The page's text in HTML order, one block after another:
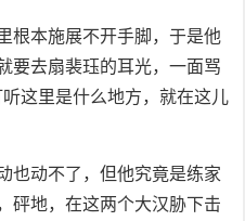
根本施展不开手脚，于是他
要去扇裴珏的耳光，一面骂
这里是什么地方，就在这儿
也动不了，但他究竟是练家
砰地，在这两个大汉胁下击